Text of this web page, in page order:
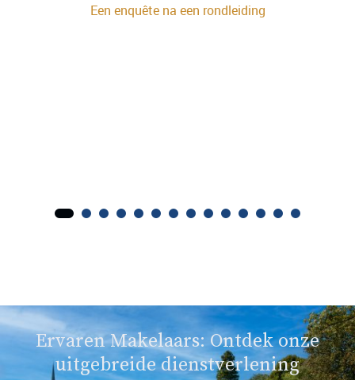
Een enquête na een rondleiding
Ervaren Makelaars: Ontdek onze
uitgebreide dienstverlening